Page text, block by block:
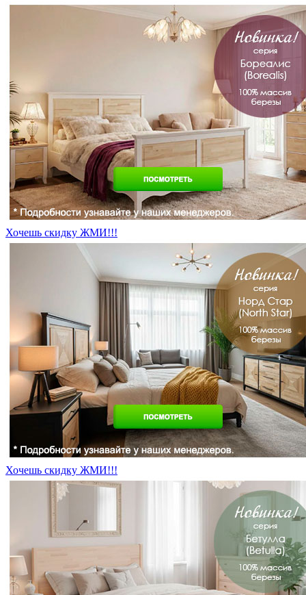
Хочешь скидку ЖМИ!!!
Хочешь скидку ЖМИ!!!